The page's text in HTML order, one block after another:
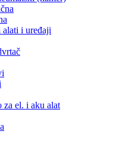
i uređaji
za el. i aku alat